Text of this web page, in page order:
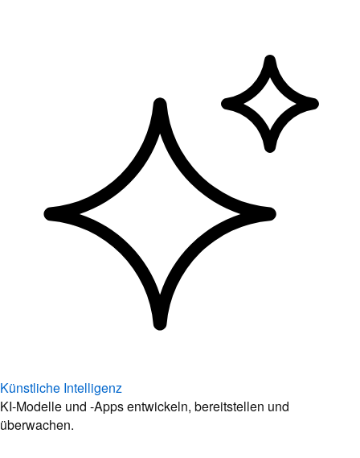
Künstliche Intelligenz
KI-Modelle und -Apps entwickeln, bereitstellen und
überwachen.